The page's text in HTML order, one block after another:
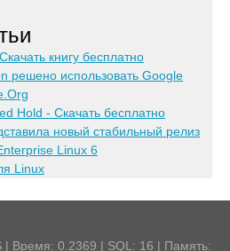
книгу бесплатно
решено использовать Google
Hold - Скачать бесплатно
новый стабильный релиз
Linux 6
Linux
| Время: 0.2369 | SQL: 16 | Память: